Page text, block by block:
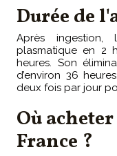
Durée de
Après
plasmatique en 2
heures. Son
d’environ 36
deux fois par jour
Où
France ?